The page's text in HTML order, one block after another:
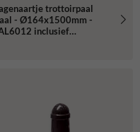
trottoirpaal
- Ø164x1500mm -
inclusief